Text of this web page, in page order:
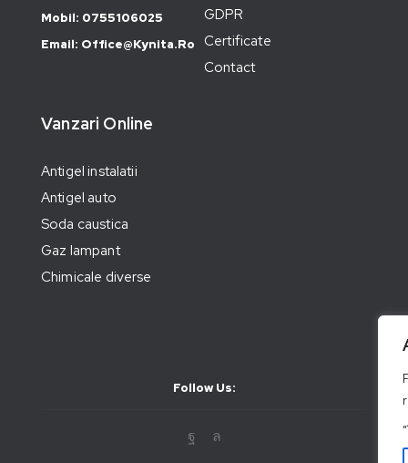
Mobil: 0755106025
Email: Office@kynita.ro
GDPR
Certificate
Contact
Vanzari Online
Antigel instalatii
Antigel auto
Soda caustica
Gaz lampant
Chimicale diverse
Follow Us: